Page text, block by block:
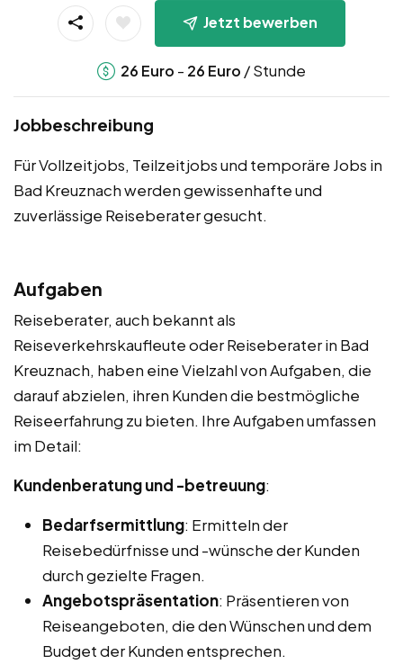
Jetzt bewerben
26 Euro - 26 Euro / Stunde
Jobbeschreibung
Für Vollzeitjobs, Teilzeitjobs und temporäre Jobs in
Bad Kreuznach werden gewissenhafte und
zuverlässige Reiseberater gesucht.
Aufgaben
Reiseberater, auch bekannt als
Reiseverkehrskaufleute oder Reiseberater in Bad
Kreuznach, haben eine Vielzahl von Aufgaben, die
darauf abzielen, ihren Kunden die bestmögliche
Reiseerfahrung zu bieten. Ihre Aufgaben umfassen
im Detail:
Kundenberatung und -betreuung:
Bedarfsermittlung: Ermitteln der
Reisebedürfnisse und -wünsche der Kunden
durch gezielte Fragen.
Angebotspräsentation: Präsentieren von
Reiseangeboten, die den Wünschen und dem
Budget der Kunden entsprechen.